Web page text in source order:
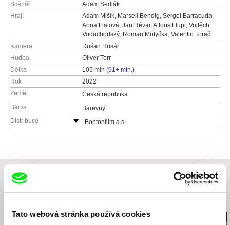
Tato webová stránka používá cookies
Scénář
Adam Sedlák
Hrají
Adam Mišík, Marsell Bendig, Sergei Barracuda,
Anna Fialová, Jan Révai, Alfons Llupi, Vojtěch
Vodochodský, Roman Motyčka, Valentin Torač
Kamera
Dušan Husár
Hudba
Oliver Torr
Délka
105 min (91+ min.)
Rok
2022
Země
Česká republika
Barva
Barevný
Distribuce
Bontonfilm a.s.
e-mail:petra.pachl@bontonfilm.cz